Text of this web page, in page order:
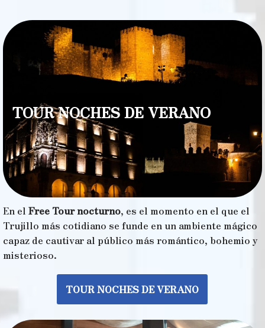
TOUR NOCHES DE VERANO
En el Free Tour nocturno, es el momento en el que el
Trujillo más cotidiano se funde en un ambiente mágico
capaz de cautivar al público más romántico, bohemio y
misterioso.
TOUR NOCHES DE VERANO